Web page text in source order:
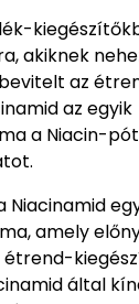
akiknek
az
az egyik
a Niacin-
Niacinamid
amely
által